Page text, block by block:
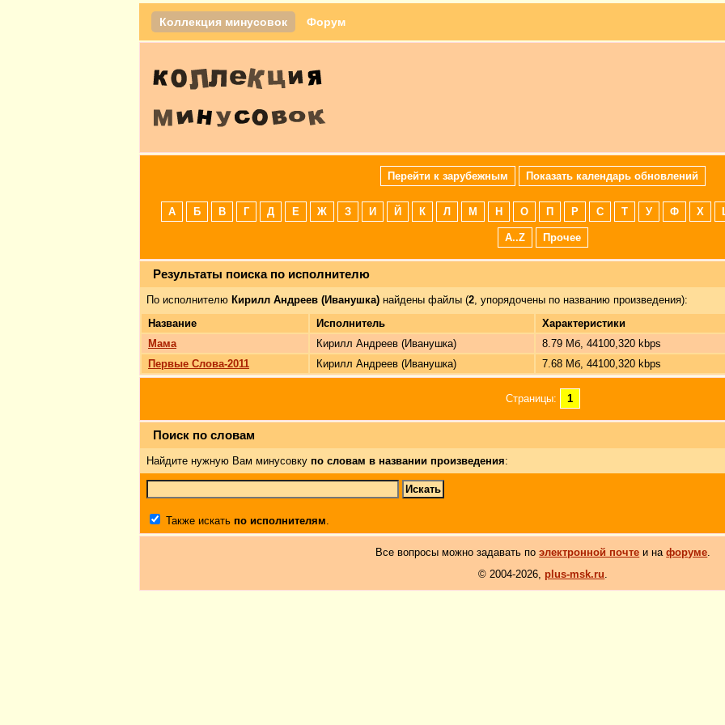
Коллекция минусовок Форум
Перейти к зарубежным Показать календарь обновлений
А Б В Г Д Е Ж З И Й К Л М Н О П Р С Т У Ф Х
A..Z Прочее
Результаты поиска по исполнителю
По исполнителю Кирилл Андреев (Иванушка) найдены файлы (2, упорядочены по названию произведения):
Название
Исполнитель Характеристики
Мама
Кирилл Андреев (Иванушка) 8.79 Мб, 44100,320 kbps
Первые Слова-2011
Кирилл Андреев (Иванушка) 7.68 Мб, 44100,320 kbps
Страницы: 1
Поиск по словам
Найдите нужную Вам минусовку по словам в названии произведения:
Также искать по исполнителям.
Все вопросы можно задавать поэлектронной почте и нафоруме
© 2004-2026, plus-msk.ru